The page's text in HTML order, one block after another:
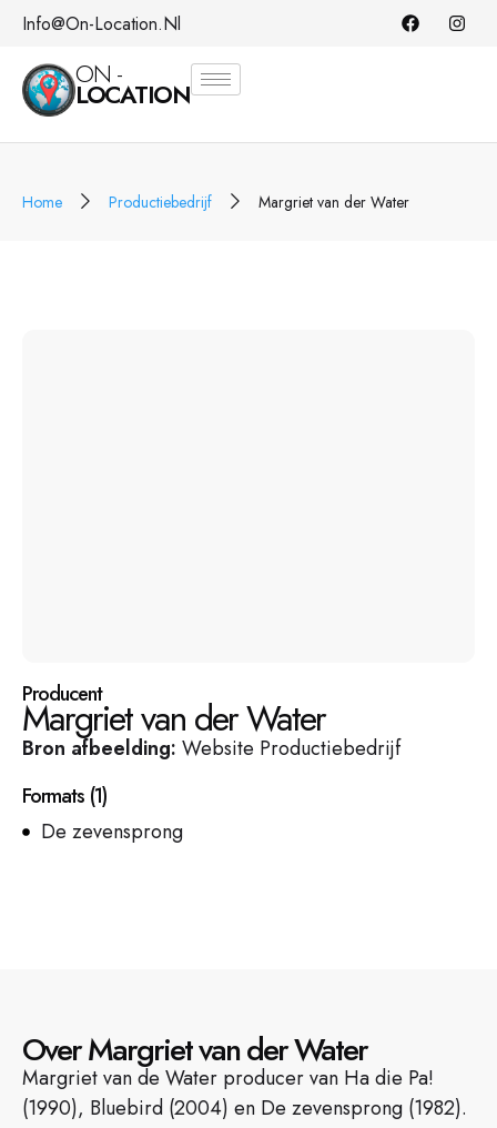
Info@on-Location.nl
ON -
LOCATION
Home Productiebedrijf Margriet van der Water
Producent
Margriet van der Water
Bron afbeelding: Website Productiebedrijf
Formats (1)
De zevensprong
Over Margriet van der Water
Margriet van de Water producer van Ha die Pa!
(1990), Bluebird (2004) en De zevensprong (1982).